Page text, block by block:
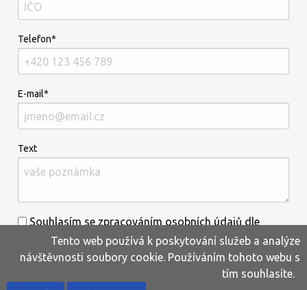
Telefon*
E-mail*
Text
Souhlasím se zpracováním osobních údajů dle
informací uvedenýchzde.*
Tento web používá k poskytování služeb a analýze
návštěvnosti soubory cookie. Používáním tohoto webu s
tím souhlasíte.